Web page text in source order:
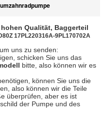
Qualität, Baggerteil
17PL220316A-9PL170702A
uns zu senden:
schicken Sie uns das
bitte, also können wir es
können Sie uns die
also können wir die Teile
überprüfen, aber es ist
der Pumpe und des